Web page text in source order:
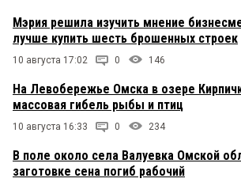
Мэрия решила изучить мнение
лучше купить шесть брошенных строек
10 августа 17:02 0 146
На Левобережье Омска в озере
массовая гибель рыбы и птиц
10 августа 16:33 0 234
В поле около села Валуевка Омской
заготовке сена погиб рабочий